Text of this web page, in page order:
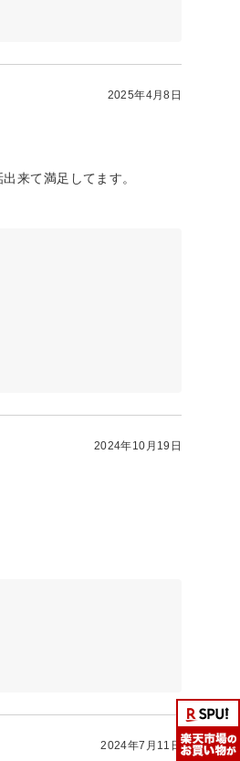
2025年4月8日
来て満足してます。
2024年10月19日
2024年7月11日